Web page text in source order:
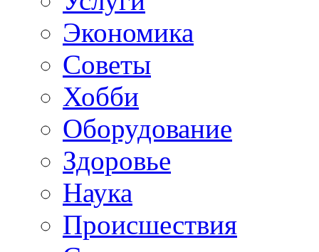
Экономика
Советы
Хобби
Oборудование
Здоровье
Наука
Происшествия